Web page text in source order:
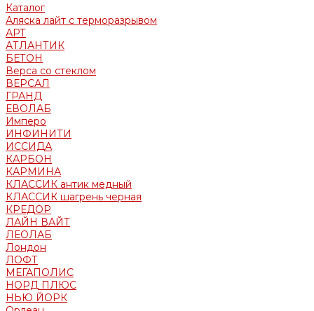
Каталог
Аляска лайт с терморазрывом
АРТ
АТЛАНТИК
БЕТОН
Верса со стеклом
ВЕРСАЛ
ГРАНД
ЕВОЛАБ
Имперо
ИНФИНИТИ
ИССИДА
КАРБОН
КАРМИНА
КЛАССИК антик медный
КЛАССИК шагрень черная
КРЕДОР
ЛАЙН ВАЙТ
ЛЕОЛАБ
Лондон
ЛОФТ
МЕГАПОЛИС
НОРД ПЛЮС
НЬЮ ЙОРК